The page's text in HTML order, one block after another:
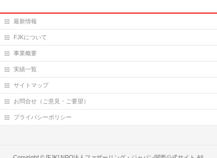
最新情報
FJKについて
事業概要
実績一覧
サイトマップ
お問合せ（ご意見・ご要望）
プライバシーポリシー